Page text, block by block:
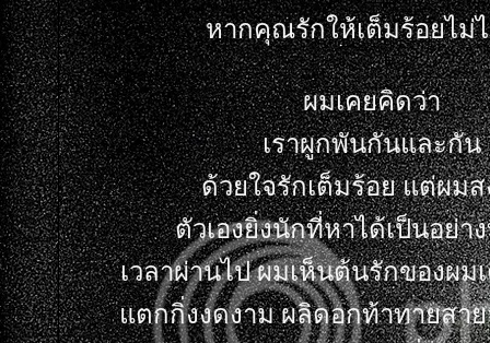
หากคุณรักให้เต็มร้อยไม่
ผมเคยคิดว่า
เราผูกพันกันและกัน
ด้วยใจรักเต็มร้อย แต่ผมส
ตัวเองยิ่งนักที่หาได้เป็นอย่า
เวลาผ่านไป ผมเห็นต้นรักของผม
ตกกิ่งงดงาม ผลิดอกท้าทายสา